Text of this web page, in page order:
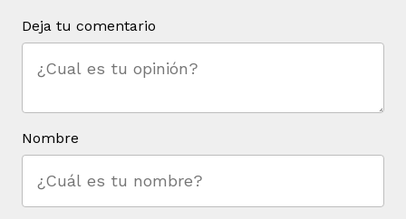
Deja tu comentario
Nombre